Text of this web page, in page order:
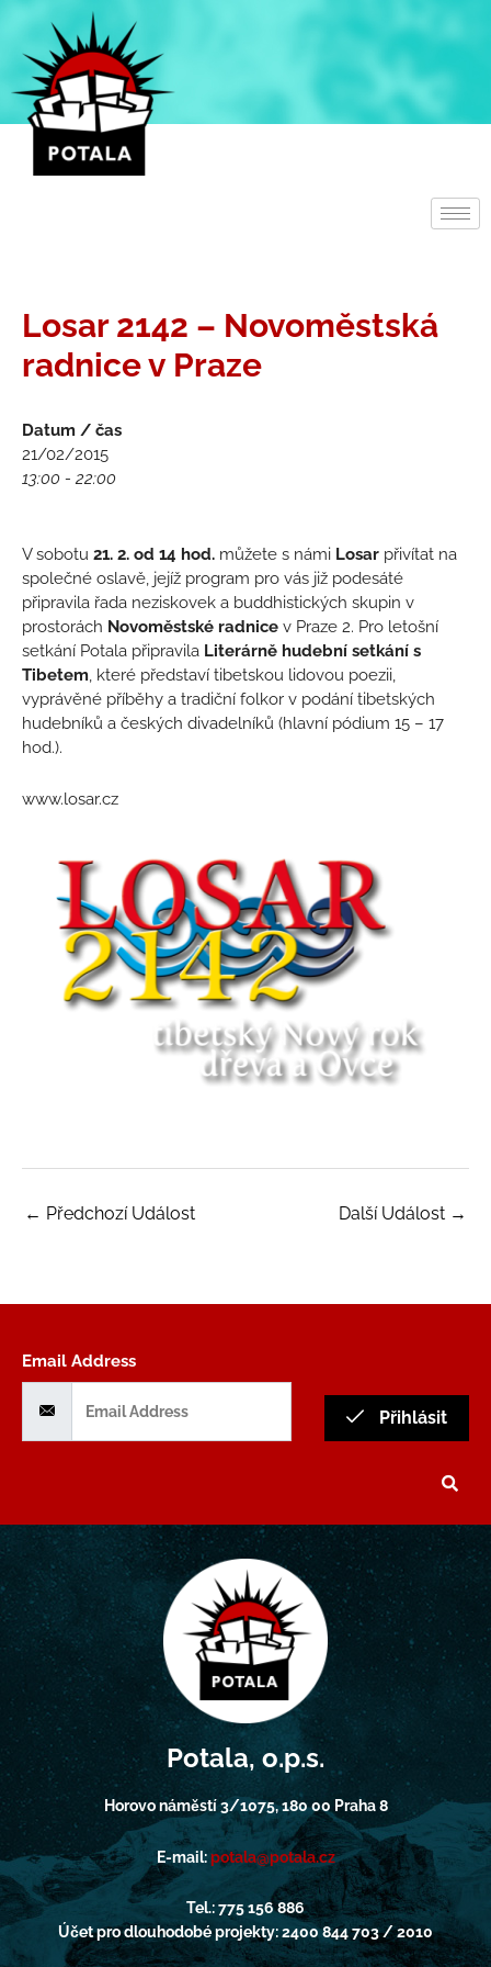
Přeskočit
obsah
Losar 2142 – Novoměstská
radnice v Praze
Datum / čas
21/02/2015
13:00 - 22:00
V sobotu 21. 2. od 14 hod. můžete s námi Losar přivítat na
společné oslavě, jejíž program pro vás již podesáté
připravila řada neziskovek a buddhistických skupin v
prostorách Novoměstské radnice v Praze 2. Pro letošní
setkání Potala připravila Literárně hudební setkání s
Tibetem, které představí tibetskou lidovou poezii,
vyprávěné příběhy a tradiční folkor v podání tibetských
hudebníků a českých divadelníků (hlavní pódium 15 – 17
hod.).
www.losar.cz
← Předchozí Událost Další Událost →
Email Address
Přihlásit
Potala, o.p.s.
Horovo náměstí 3/1075, 180 00 Praha 8
E-mail:potala@potala.cz
Tel.: 775 156 886
Účet pro dlouhodobé projekty: 2400 844 703 / 2010